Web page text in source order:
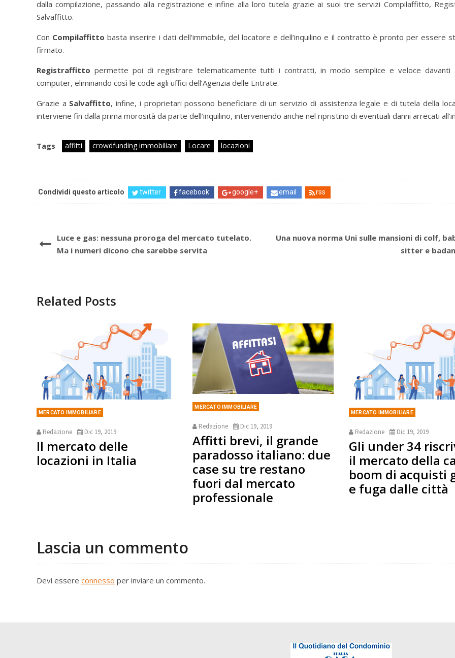
dalla compilazione, passando alla registrazione e infine alla loro tutela grazie ai suoi tre servizi Compilaffitto,
Salvaffitto.
Con Compilaffitto basta inserire i dati dell’immobile, del locatore e dell’inquilino e il contratto è pronto per essere
firmato.
Registraffitto permette poi di registrare telematicamente tutti i contratti, in modo semplice e veloce davanti
computer, eliminando così le code agli uffici dell’Agenzia delle Entrate.
Grazie a Salvaffitto, infine, i proprietari possono beneficiare di un servizio di assistenza legale e di tutela della
interviene fin dalla prima morosità da parte dell’inquilino, intervenendo anche nel ripristino di eventuali danni arrecati
Tags affitti crowdfunding immobiliare Locare locazioni
Condividi questo articolo twitter facebook google+ email rss
Luce e gas: nessuna proroga del mercato tutelato.
Ma i numeri dicono che sarebbe servita
Una nuova norma Uni sulle mansioni di colf,
sitter e
Related Posts
MERCATO IMMOBILIARE
Redazione Dic 19, 2019
Il mercato delle
locazioni in Italia
MERCATO IMMOBILIARE
Redazione Dic 19, 2019
Affitti brevi, il grande
paradosso italiano: due
case su tre restano
fuori dal mercato
professionale
MERCATO IMMOBILIARE
Redazione Dic 19, 2019
Gli under 34
il mercato della
boom di acquisti
e fuga dalle città
Lascia un commento
Devi essere connesso per inviare un commento.